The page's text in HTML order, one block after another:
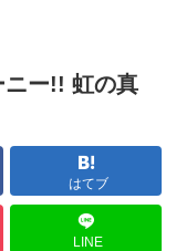
ニー!! 虹の真
はてブ
LINE